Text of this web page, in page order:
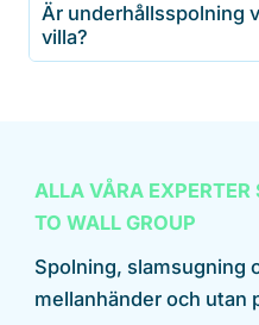
Är underhållsspolning
villa?
ALLA VÅRA
TO WALL GROUP
Spolning, slamsugning
mellanhänder och utan